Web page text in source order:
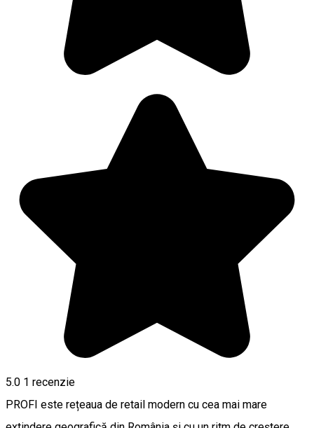
5.0 1 recenzie
PROFI este rețeaua de retail modern cu cea mai mare